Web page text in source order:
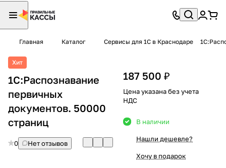
Главная Каталог Сервисы для 1С в Краснодаре
Хит
1С:Распознавание
первичных
документов. 50000
страниц
0 Нет отзывов
187 500 ₽
Цена указана без учета
НДС
В наличии
Нашли дешевле?
Хочу в подарок